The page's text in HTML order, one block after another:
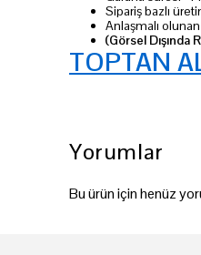
Sipariş bazlı
Anlaşmalı
(Görsel
TOPTAN
Yorumlar
Bu ürün için henüz